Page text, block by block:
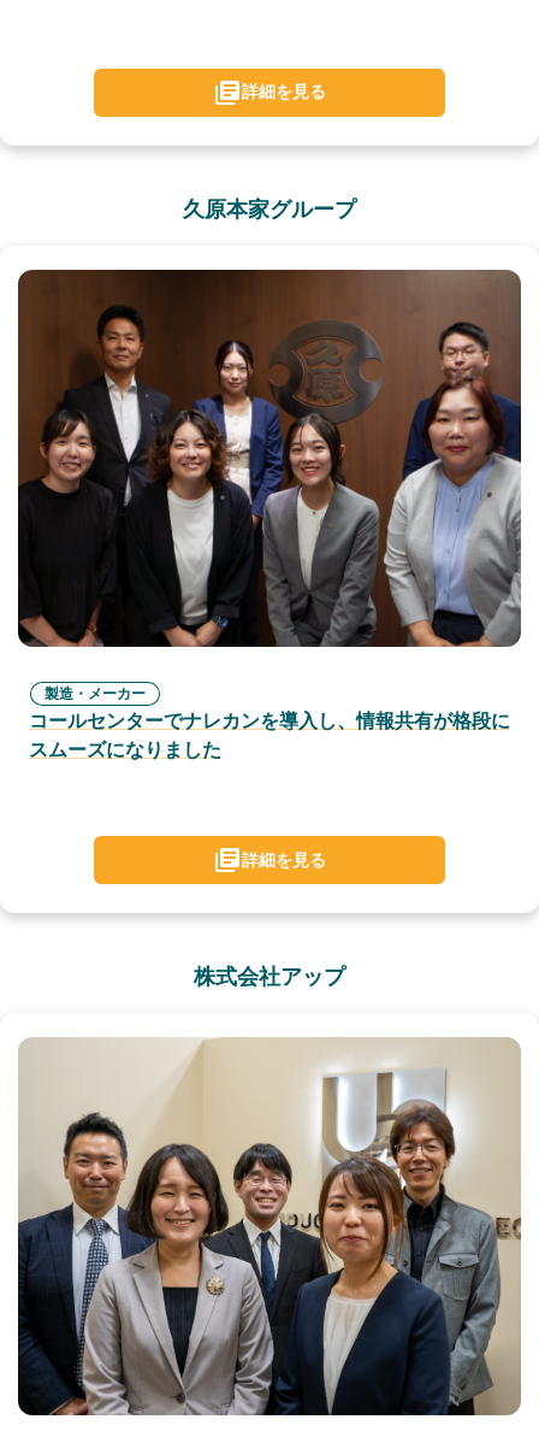
詳細を見る
久原本家グループ
製造・メーカー
コールセンターでナレカンを導入し、情報共有が格段に
スムーズになりました
詳細を見る
株式会社アップ